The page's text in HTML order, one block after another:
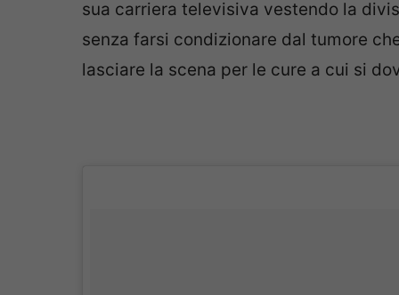
sua carriera televisiva vestendo la
senza farsi condizionare dal tumore
lasciare la scena per le cure a cui si